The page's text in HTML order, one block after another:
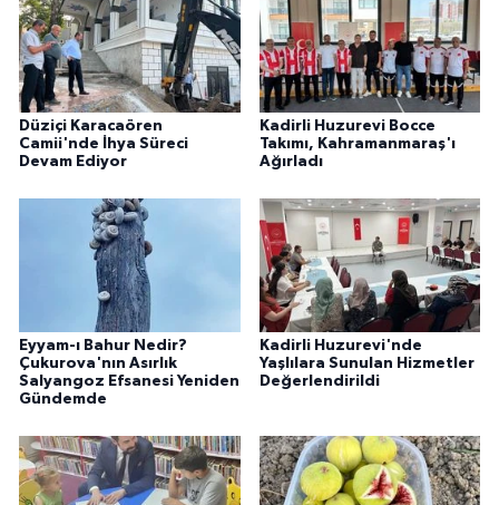
Düziçi Karacaören
Camii'nde İhya Süreci
Devam Ediyor
Kadirli Huzurevi Bocce
Takımı, Kahramanmaraş'ı
Ağırladı
Eyyam-ı Bahur Nedir?
Çukurova'nın Asırlık
Salyangoz Efsanesi Yeniden
Gündemde
Kadirli Huzurevi'nde
Yaşlılara Sunulan Hizmetler
Değerlendirildi